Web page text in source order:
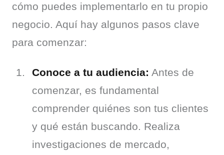
cómo puedes implementarlo en tu propio
negocio. Aquí hay algunos pasos clave
para comenzar:
Conoce a tu audiencia: Antes de
comenzar, es fundamental
comprender quiénes son tus clientes
y qué están buscando. Realiza
investigaciones de mercado,